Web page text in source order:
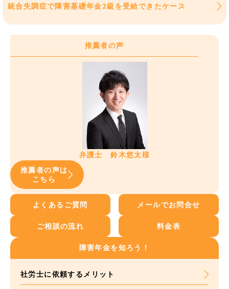
統合失調症で障害基礎年金2級を受給できたケース
推薦者の声
弁護士 鈴木悠太様
推薦者の声は
こちら
よくあるご質問 メールでお問合せ
ご相談の流れ 料金表
障害年金を知ろう！
社労士に依頼するメリット